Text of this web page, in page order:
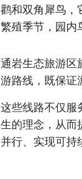
鹳和双角犀鸟，
繁殖季节，园内
通岩生态旅游区
游路线，既保证
这些线路不仅服
生的理念，从而
并行、实现可持